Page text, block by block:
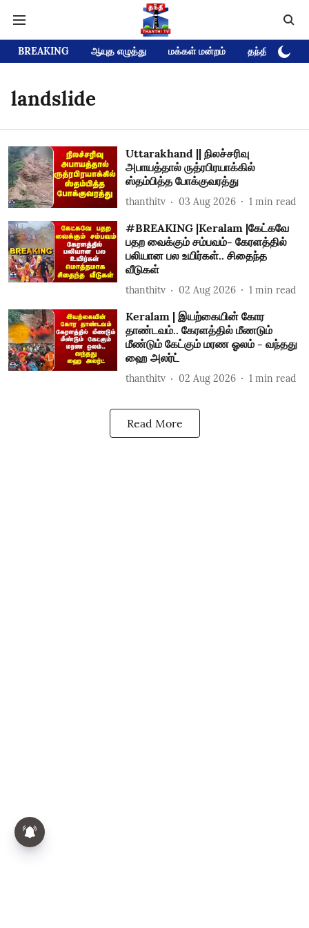
BREAKING ஆயுத எழுத்து மக்கள் மன்றம் தந்தி டிவி
landslide
Uttarakhand || நிலச்சரிவு
அபாயத்தால் ருத்ரபிரயாக்கில்
ஸ்தம்பித்த போக்குவரத்து
thanthitv 03 Aug 2026 1 min read
#BREAKING |Keralam |கேட்கவே
பதற வைக்கும் சம்பவம்- கேரளத்தில்
பலியான பல உயிர்கள்.. சிதைந்த
வீடுகள்
thanthitv 02 Aug 2026 1 min read
Keralam | இயற்கையின் கோர
தாண்டவம்.. கேரளத்தில் மீணடும்
மீண்டும் கேட்கும் மரண ஓலம் - வந்தது
ஹை அலர்ட்
thanthitv 02 Aug 2026 1 min read
Read More